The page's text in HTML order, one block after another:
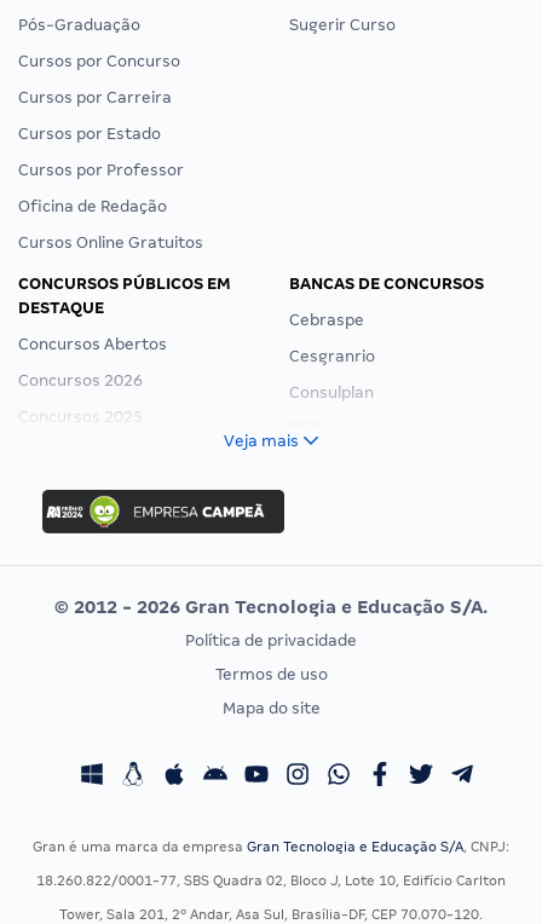
Pós-Graduação
Cursos por Concurso
Cursos por Carreira
Cursos por Estado
Cursos por Professor
Oficina de Redação
Cursos Online Gratuitos
Sugerir Curso
CONCURSOS PÚBLICOS EM
DESTAQUE
Concursos Abertos
Concursos 2026
Concursos 2025
Concurso Ibama
Concurso MPU
Editais publicados
BANCAS DE CONCURSOS
Cebraspe
Cesgranrio
Consulplan
Vunesp
CONCURSOS POR PROFISSÃO
Concursos Fiscais
Concursos Saúde
EXAME DE ORDEM
Calendário OAB
Veja mais
© 2012 - 2026 Gran Tecnologia e Educação S/A.
Política de privacidade
Termos de uso
Mapa do site
Gran é uma marca da empresa Gran Tecnologia e Educação S/A, CNPJ:
18.260.822/0001-77, SBS Quadra 02, Bloco J, Lote 10, Edifício Carlton
Tower, Sala 201, 2º Andar, Asa Sul, Brasília-DF, CEP 70.070-120.